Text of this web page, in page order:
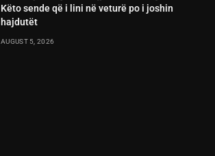
Këto sende që i lini në veturë po i joshin
hajdutët
AUGUST 5, 2026